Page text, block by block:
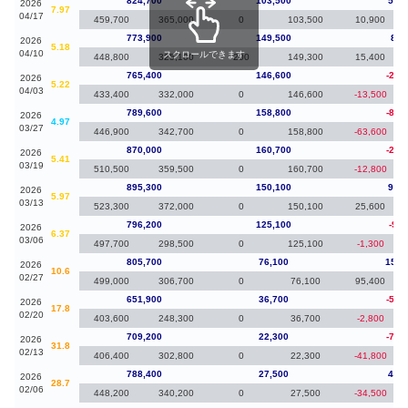
2026
04/17
7.97
459,700
365,000 0 103,500 10,900
2026
04/10
5.18
773,900 149,500
448,800
325,100 200 149,300 15,400
2026
04/03
5.22
765,400 146,600
-
433,400
332,000 0 146,600 -13,500
2026
03/27
4.97
789,600 158,800
-
446,900
342,700 0 158,800 -63,600
2026
03/19
5.41
870,000 160,700
-
510,500
359,500 0 160,700 -12,800
2026
03/13
5.97
895,300 150,100
523,300
372,000 0 150,100 25,600
2026
03/06
6.37
796,200 125,100
-
497,700
298,500 0 125,100 -1,300
2026
02/27
10.6
805,700 76,100
499,000
306,700 0 76,100 95,400
2026
02/20
17.8
651,900 36,700
-
403,600
248,300 0 36,700 -2,800
2026
02/13
31.8
709,200 22,300
-
406,400
302,800 0 22,300 -41,800
2026
02/06
28.7
788,400 27,500
448,200
340,200 0 27,500
-34,500
スクロールできます